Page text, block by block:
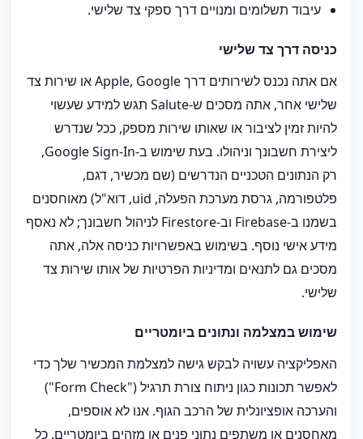
עיבוד תשלומים ומנויים דרך ספקי צד שלישי.
כניסה דרך צד שלישי
אם אתה נכנס לשירותים דרך Apple, Google או שירות צד
שלישי אחר, אתה מסכים ש-Salute תגש למידע שעשוי
להיות זמין לציבור או שאותו שירות מספק, ככל שנדרש
ליצירת חשבונך וניהולו. בעת שימוש ב-Google Sign-In,
רק הנתונים הטכניים הנדרשים (שם מכשיר, דגם,
פלטפורמה, גרסת מערכת הפעלה, uid, דוא"ל) מאוחסנים
בשמנו ב-Firebase וב-Firestore לניהול חשבונך; לא נאסף
מידע אישי נוסף. בשימוש באפשרויות כניסה אלה, אתה
מסכים גם לתנאים ומדיניות הפרטיות של אותו שירות צד
שלישי.
שימוש במצלמה ונתונים ביומטריים
האפליקציה עשויה לבקש גישה למצלמת המכשיר שלך כדי
לאפשר תכונות כגון ניתוח צורת תרגיל ("Form Check")
והערכה אופציונלית של הרכב הגוף. אנו לא אוספים,
מאחסנים או משתפים נתוני פנים או מזהים ביומטריים. כל